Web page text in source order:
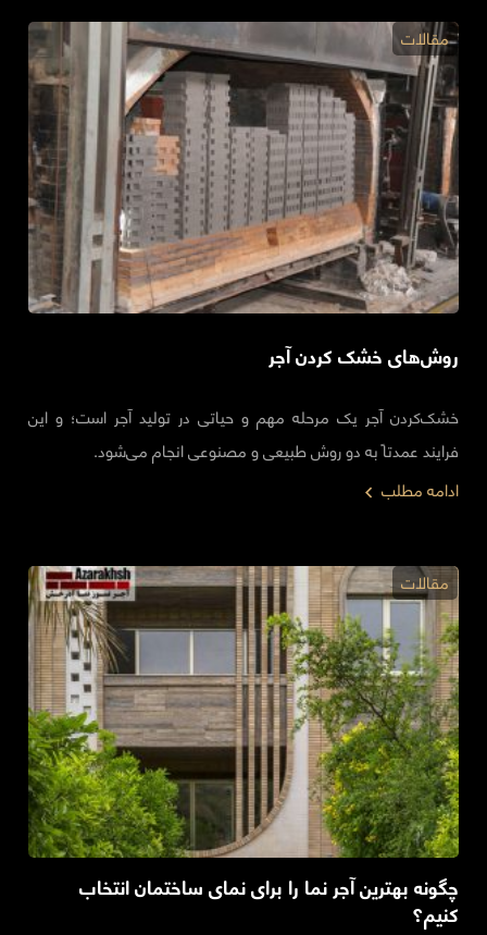
روش‌های خشک کردن آجر
خشک‌کردن آجر یک مرحله مهم و حیاتی در تولید آجر است؛ و این
فرایند عمدتاً به دو روش طبیعی و مصنوعی انجام می‌شود.
مقالات
ادامه مطلب
چگونه بهترین آجر نما را برای نمای ساختمان انتخاب
کنیم؟
مقالات